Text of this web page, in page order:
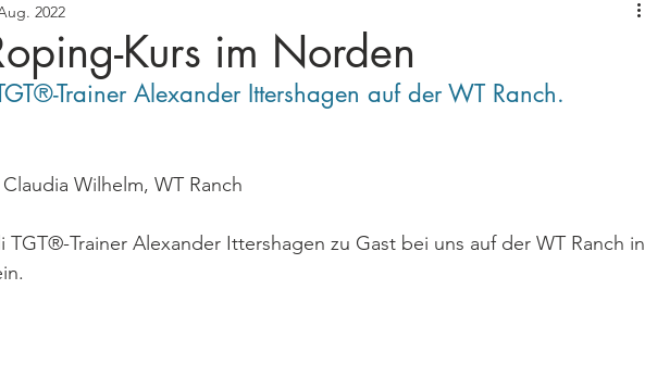
Kurs im Norden
2022
Trainer Alexander Ittershagen auf der WT Ranch.
Wilhelm, WT Ranch
TGT®-Trainer Alexander Ittershagen zu Gast bei uns auf der WT Ranch in